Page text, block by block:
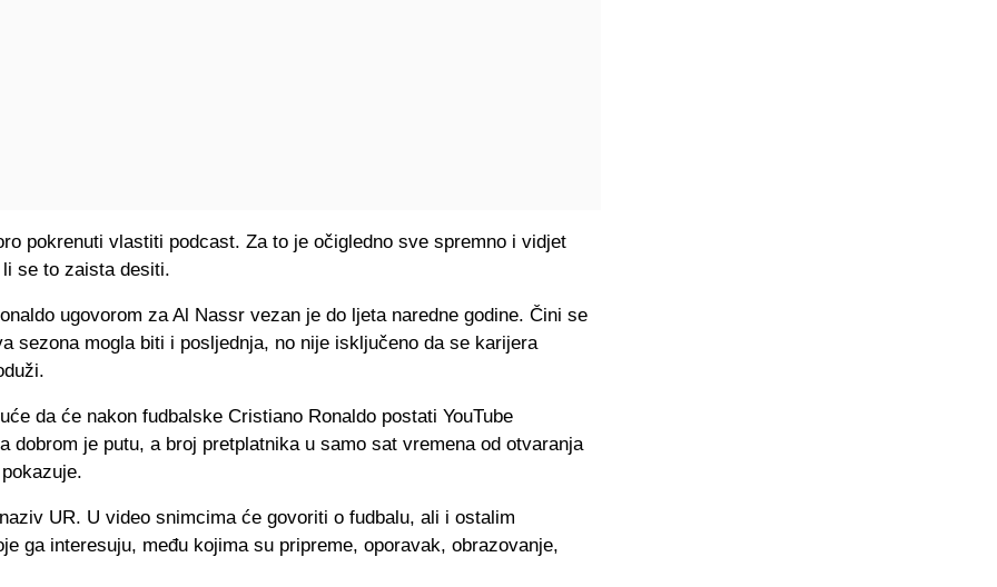
pokrenuti vlastiti podcast. Za to je očigledno sve spremno i vidjet
se to zaista desiti.
ugovorom za Al Nassr vezan je do ljeta naredne godine. Čini se
sezona mogla biti i posljednja, no nije isključeno da se karijera
da će nakon fudbalske Cristiano Ronaldo postati YouTube
dobrom je putu, a broj pretplatnika u samo sat vremena od otvaranja
UR. U video snimcima će govoriti o fudbalu, ali i ostalim
ga interesuju, među kojima su pripreme, oporavak, obrazovanje,